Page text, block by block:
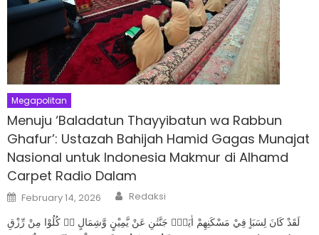
Megapolitan
Menuju ‘Baladatun Thayyibatun wa Rabbun
Ghafur’: Ustazah Bahijah Hamid Gagas Munajat
Nasional untuk Indonesia Makmur di Alhamd
Carpet Radio Dalam
Posted
on
February 14, 2026 Author
Redaksi
لَقَدْ كَانَ لِسَبَاٍ فِيْ مَسْكَنِهِمْ اٰيَةٌۚ جَنَّتٰنِ عَنْ يَّمِيْنٍ وَّشِمَالٍ ەۗ كُلُوْا مِنْ رِّزْقِ